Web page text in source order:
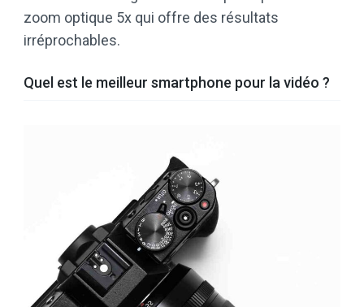
zoom optique 5x qui offre des résultats
irréprochables.
Quel est le meilleur smartphone pour la vidéo ?